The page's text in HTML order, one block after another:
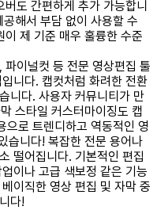
도 간편하게 추가 가능합니
해서 부담 없이 사용할 수
제 기준 매우 훌륭한 수준
이널컷 등 전문 영상편집 툴
니다. 캡컷처럼 화려한 전환
니다. 사용자 커뮤니티가 만
스타일 커스터마이징도 캡
로 트렌디하고 역동적인 영
습니다! 복잡한 전문 용어나
떨어집니다. 기본적인 편집
이나 고급 색보정 같은 기능
이직한 영상 편집 및 자막 중
다!